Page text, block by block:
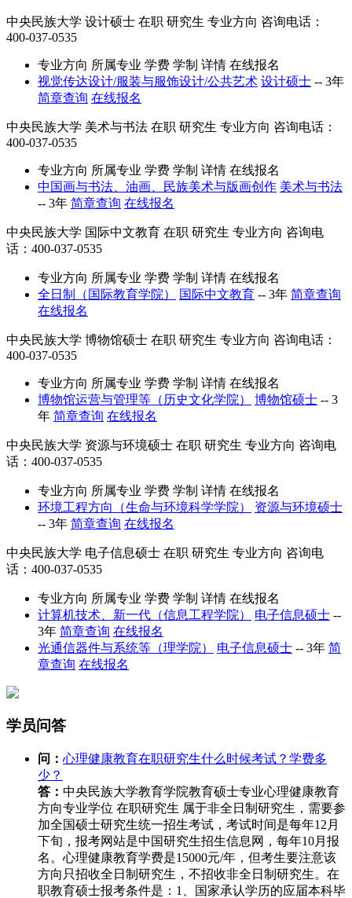
中央民族大学 设计硕士 在职 研究生 专业方向 咨询电话：
400-037-0535
专业方向 所属专业 学费 学制 详情 在线报名
视觉传达设计/服装与服饰设计/公共艺术 设计硕士 -- 3年
简章查询 在线报名
中央民族大学 美术与书法 在职 研究生 专业方向 咨询电话：
400-037-0535
专业方向 所属专业 学费 学制 详情 在线报名
中国画与书法、油画、民族美术与版画创作 美术与书法
-- 3年 简章查询 在线报名
中央民族大学 国际中文教育 在职 研究生 专业方向 咨询电
话：400-037-0535
专业方向 所属专业 学费 学制 详情 在线报名
全日制（国际教育学院）
国际中文教育 -- 3年 简章查询
在线报名
中央民族大学 博物馆硕士 在职 研究生 专业方向 咨询电话：
400-037-0535
专业方向 所属专业 学费 学制 详情 在线报名
博物馆运营与管理等（历史文化学院）
博物馆硕士 -- 3
年 简章查询 在线报名
中央民族大学 资源与环境硕士 在职 研究生 专业方向 咨询电
话：400-037-0535
专业方向 所属专业 学费 学制 详情 在线报名
环境工程方向（生命与环境科学学院）
资源与环境硕士
-- 3年 简章查询 在线报名
中央民族大学 电子信息硕士 在职 研究生 专业方向 咨询电
话：400-037-0535
专业方向 所属专业 学费 学制 详情 在线报名
计算机技术、新一代（信息工程学院）
电子信息硕士 --
3年 简章查询 在线报名
光通信器件与系统等（理学院）
电子信息硕士 -- 3年 简
章查询 在线报名
学员问答
问： 心理健康教育在职研究生什么时候考试？学费多
少？
答： 中央民族大学教育学院教育硕士专业心理健康教育
方向专业学位 在职研究生 属于非全日制研究生，需要参
加全国硕士研究生统一招生考试，考试时间是每年12月
下旬，报考网站是中国研究生招生信息网，每年10月报
名。心理健康教育学费是15000元/年，但考生要注意该
方向只招收全日制研究生，不招收非全日制研究生。在
职教育硕士报考条件是：1、国家承认学历的应届本科毕